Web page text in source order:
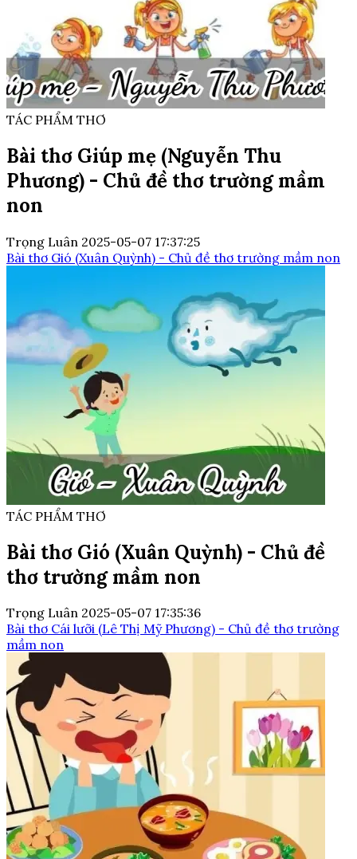
TÁC PHẨM THƠ
Bài thơ Giúp mẹ (Nguyễn Thu
Phương) - Chủ đề thơ trường mầm
non
Trọng Luân 2025-05-07 17:37:25
Bài thơ Gió (Xuân Quỳnh) - Chủ đề thơ trường mầm non
TÁC PHẨM THƠ
Bài thơ Gió (Xuân Quỳnh) - Chủ đề
thơ trường mầm non
Trọng Luân 2025-05-07 17:35:36
Bài thơ Cái lưỡi (Lê Thị Mỹ Phương) - Chủ đề thơ trường
mầm non